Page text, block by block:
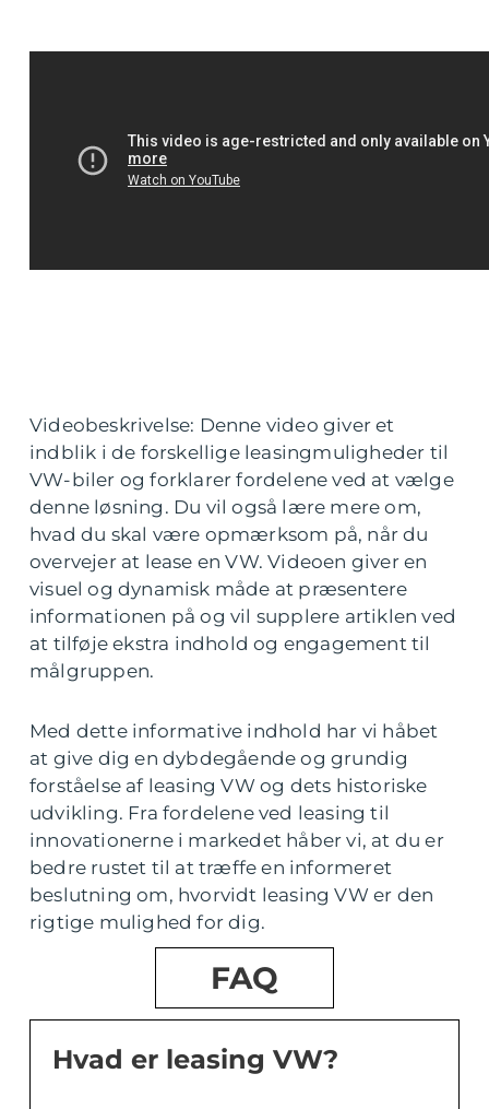
Videobeskrivelse: Denne video giver et
indblik i de forskellige leasingmuligheder til
VW-biler og forklarer fordelene ved at vælge
denne løsning. Du vil også lære mere om,
hvad du skal være opmærksom på, når du
overvejer at lease en VW. Videoen giver en
visuel og dynamisk måde at præsentere
informationen på og vil supplere artiklen ved
at tilføje ekstra indhold og engagement til
målgruppen.
Med dette informative indhold har vi håbet
at give dig en dybdegående og grundig
forståelse af leasing VW og dets historiske
udvikling. Fra fordelene ved leasing til
innovationerne i markedet håber vi, at du er
bedre rustet til at træffe en informeret
beslutning om, hvorvidt leasing VW er den
rigtige mulighed for dig.
FAQ
Hvad er leasing VW?